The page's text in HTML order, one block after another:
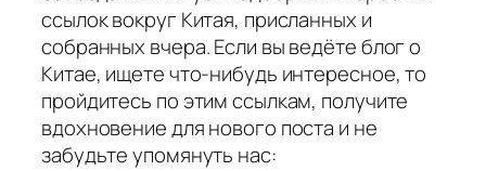
ссылок вокруг Китая, присланных и
собранных вчера. Если вы ведёте блог о
Китае, ищете что-нибудь интересное, то
пройдитесь по этим ссылкам, получите
вдохновение для нового поста и не
забудьте упомянуть нас: